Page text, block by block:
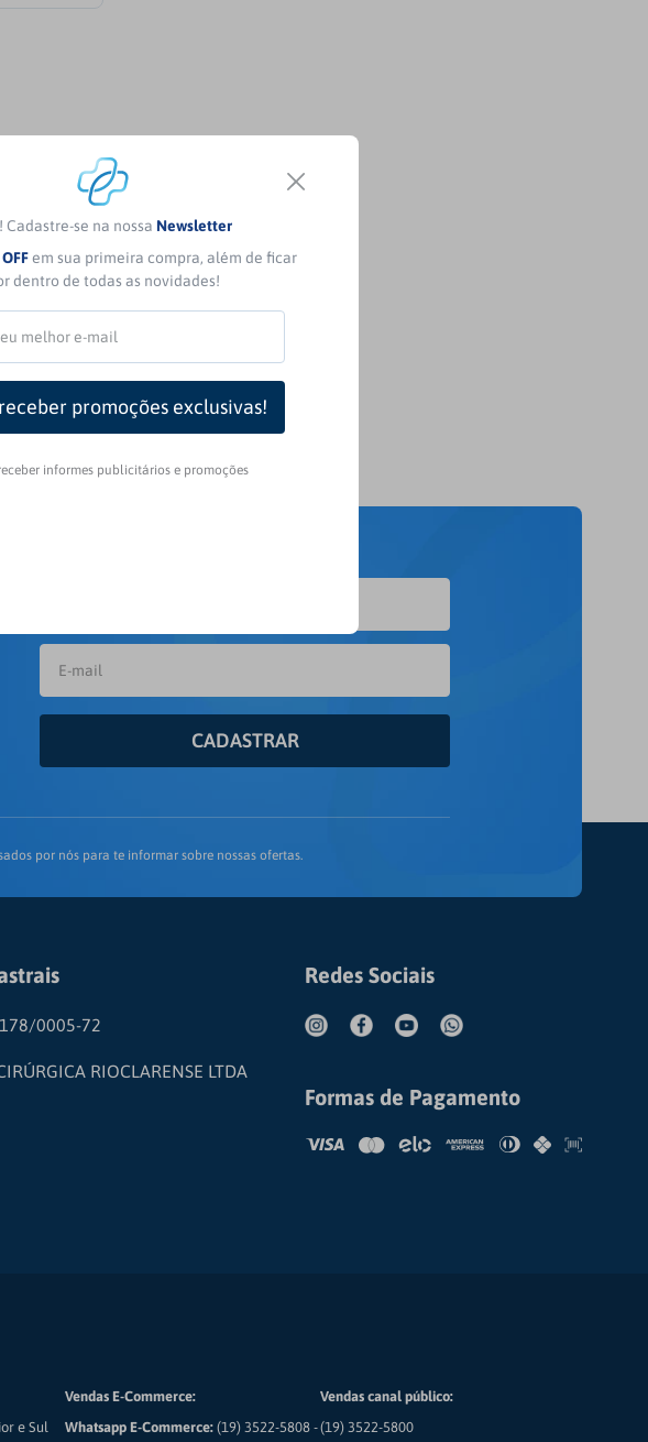
Cadastre-se na nossa Newsletter
em sua primeira compra, além de ficar
dentro de todas as novidades!
informes publicitários e promoções
CADASTRAR
por nós para te informar sobre nossas ofertas.
0005-72
RIOCLARENSE LTDA
Redes Sociais
Formas de Pagamento
e Sul
Vendas E-Commerce:
Whatsapp E-Commerce: (19) 3522-5808 -
Vendas canal público:
(19) 3522-5800